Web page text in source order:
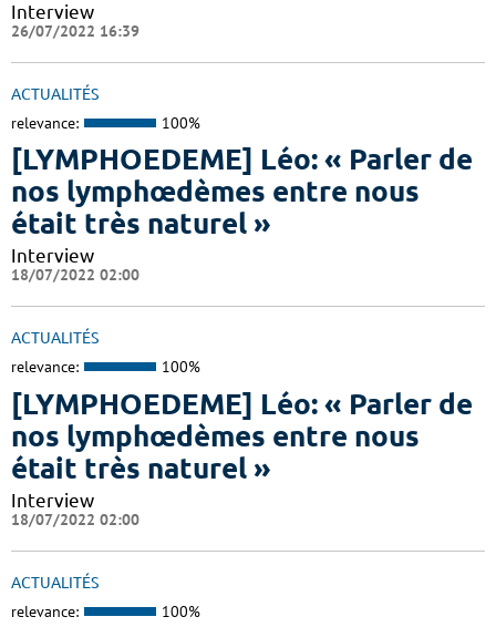
Interview
26/07/2022 16:39
ACTUALITÉS
relevance: 100%
[LYMPHOEDEME] Léo: « Parler de
nos lymphœdèmes entre nous
était très naturel »
Interview
18/07/2022 02:00
ACTUALITÉS
relevance: 100%
[LYMPHOEDEME] Léo: « Parler de
nos lymphœdèmes entre nous
était très naturel »
Interview
18/07/2022 02:00
ACTUALITÉS
relevance: 100%